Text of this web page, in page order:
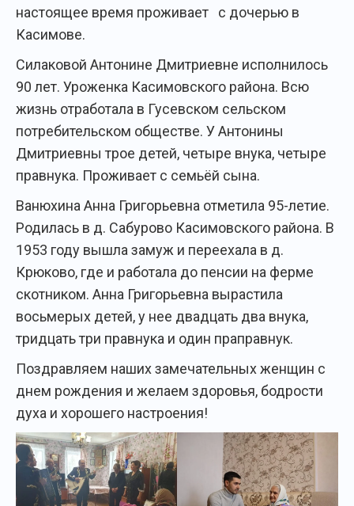
настоящее время проживает с дочерью в
Касимове.
Силаковой Антонине Дмитриевне исполнилось
90 лет. Уроженка Касимовского района. Всю
жизнь отработала в Гусевском сельском
потребительском обществе. У Антонины
Дмитриевны трое детей, четыре внука, четыре
правнука. Проживает с семьёй сына.
Ванюхина Анна Григорьевна отметила 95-летие.
Родилась в д. Сабурово Касимовского района. В
1953 году вышла замуж и переехала в д.
Крюково, где и работала до пенсии на ферме
скотником. Анна Григорьевна вырастила
восьмерых детей, у нее двадцать два внука,
тридцать три правнука и один праправнук.
Поздравляем наших замечательных женщин с
днем рождения и желаем здоровья, бодрости
духа и хорошего настроения!